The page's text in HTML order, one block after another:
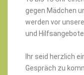
gegen Mädchen
werden vor
und
Ihr seid herzlich
Gespräch zu